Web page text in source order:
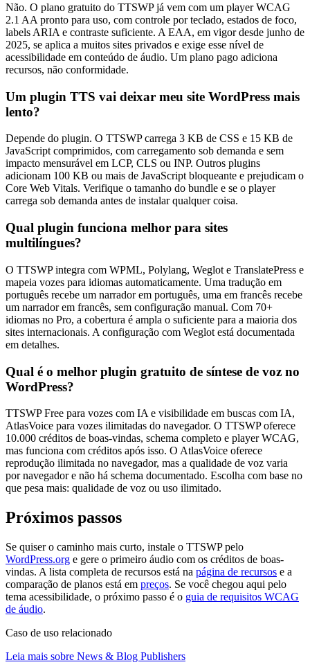
Não. O plano gratuito do TTSWP já vem com um player WCAG
2.1 AA pronto para uso, com controle por teclado, estados de foco,
labels ARIA e contraste suficiente. A EAA, em vigor desde junho de
2025, se aplica a muitos sites privados e exige esse nível de
acessibilidade em conteúdo de áudio. Um plano pago adiciona
recursos, não conformidade.
Um plugin TTS vai deixar meu site WordPress mais
lento?
Depende do plugin. O TTSWP carrega 3 KB de CSS e 15 KB de
JavaScript comprimidos, com carregamento sob demanda e sem
impacto mensurável em LCP, CLS ou INP. Outros plugins
adicionam 100 KB ou mais de JavaScript bloqueante e prejudicam o
Core Web Vitals. Verifique o tamanho do bundle e se o player
carrega sob demanda antes de instalar qualquer coisa.
Qual plugin funciona melhor para sites
multilíngues?
O TTSWP integra com WPML, Polylang, Weglot e TranslatePress e
mapeia vozes para idiomas automaticamente. Uma tradução em
português recebe um narrador em português, uma em francês recebe
um narrador em francês, sem configuração manual. Com 70+
idiomas no Pro, a cobertura é ampla o suficiente para a maioria dos
sites internacionais. A configuração com Weglot está documentada
em detalhes.
Qual é o melhor plugin gratuito de síntese de voz no
WordPress?
TTSWP Free para vozes com IA e visibilidade em buscas com IA,
AtlasVoice para vozes ilimitadas do navegador. O TTSWP oferece
10.000 créditos de boas-vindas, schema completo e player WCAG,
mas funciona com créditos após isso. O AtlasVoice oferece
reprodução ilimitada no navegador, mas a qualidade de voz varia
por navegador e não há schema documentado. Escolha com base no
que pesa mais: qualidade de voz ou uso ilimitado.
Próximos passos
Se quiser o caminho mais curto, instale o TTSWP pelo
WordPress.org e gere o primeiro áudio com os créditos de boas-
vindas. A lista completa de recursos está na página de recursos e a
comparação de planos está em preços. Se você chegou aqui pelo
tema acessibilidade, o próximo passo é o guia de requisitos WCAG
de áudio.
Caso de uso relacionado
Leia mais sobre News & Blog Publishers